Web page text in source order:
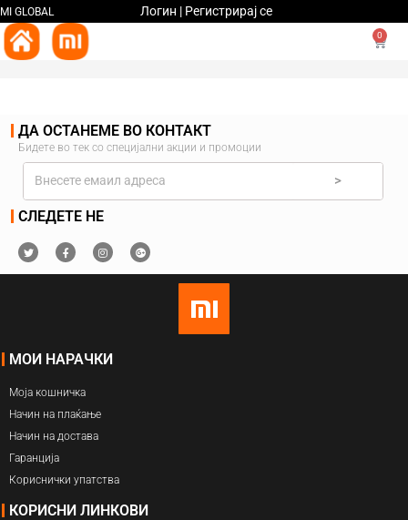
MI GLOBAL Логин | Регистрирај се
0
ДА ОСТАНЕМЕ ВО КОНТАКТ
Бидете во тек со специјални акции и промоции
>
СЛЕДЕТЕ НЕ
МОИ НАРАЧКИ
Моја кошничка
Начин на плаќање
Начин на достава
Гаранција
Кориснички упатства
КОРИСНИ ЛИНКОВИ